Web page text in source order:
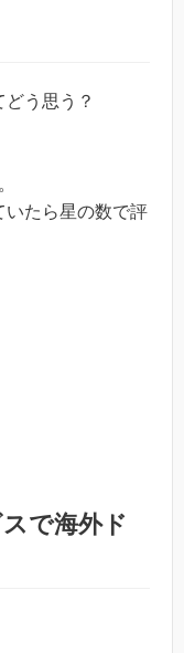
う思う？
いたら星の数で評
で海外ド